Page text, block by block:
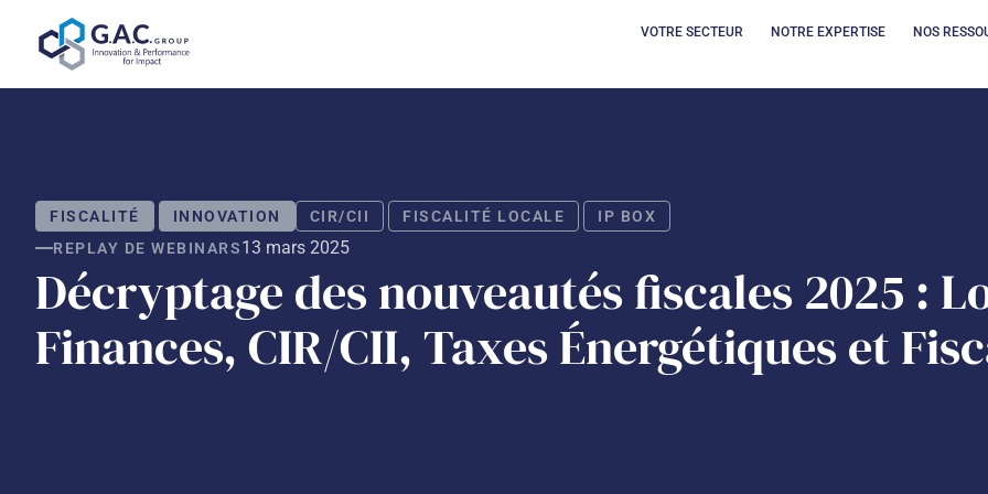
contenu
VOTRE SECTEUR OUVRIR VOTRE
NOTRE EXPERTISE NOS
FISCALITÉ INNOVATION CIR/CII FISCALITÉ LOCALE
IP BOX
REPLAY DE WEBINARS13 mars 2025
Décryptage des nouveautés fiscales 2025 :
Finances, CIR/CII, Taxes Énergétiques et